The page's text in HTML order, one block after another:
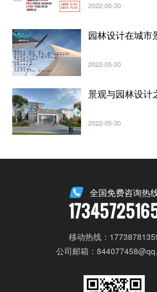
2022-05-30
园林设计在城市
2022-05-30
景观与园林设计
2022-05-30
全国免费咨询热
移动热线：
公司邮箱：